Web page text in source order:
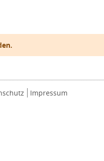
Impressum